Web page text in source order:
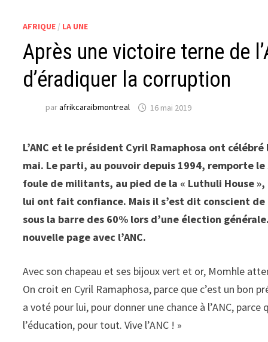
AFRIQUE / LA UNE
Après une victoire terne de
d’éradiquer la corruption
parafrikcaraibmontreal 16 mai 2019
L’ANC et le président Cyril Ramaphosa ont
mai. Le parti, au pouvoir depuis 1994, remporte
foule de militants, au pied de la « Luthuli House
lui ont fait confiance. Mais il s’est dit conscient
sous la barre des 60% lors d’une élection
nouvelle page avec l’ANC.
Avec son chapeau et ses bijoux vert et or, Momhle
On croit en Cyril Ramaphosa, parce que c’est un bon
a voté pour lui, pour donner une chance à l’ANC,
l’éducation, pour tout. Vive l’ANC ! »